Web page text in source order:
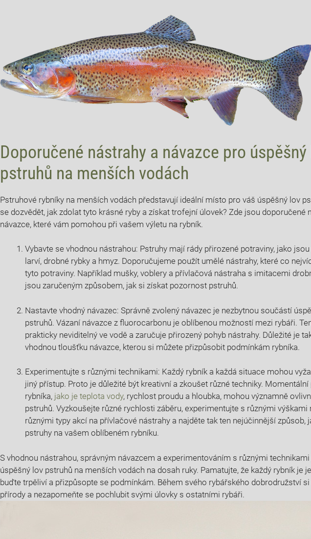
Doporučené nástrahy a návazce pro
pstruhů na menších vodách
Pstruhové rybníky na menších vodách představují ideální místo pro váš úspěšný lov
se dozvědět, jak zdolat tyto krásné ryby a získat trofejní úlovek? Zde jsou doporučené
návazce, které vám pomohou při vašem výletu na rybník.
Vybavte se vhodnou nástrahou: Pstruhy mají rády přirozené potraviny, jako
larví, drobné rybky a hmyz. Doporučujeme použít umělé nástrahy, které co
tyto potraviny. Například mušky, voblery a přívlačová nástraha s imitacemi
jsou zaručeným způsobem, jak si získat pozornost pstruhů.
Nastavte vhodný návazec: Správně zvolený návazec je nezbytnou součástí
pstruhů. Vázaní návazce z fluorocarbonu je oblíbenou možností mezi rybáři.
prakticky neviditelný ve vodě a zaručuje přirozený pohyb nástrahy. Důležité je
vhodnou tloušťku návazce, kterou si můžete přizpůsobit podmínkám rybníka.
Experimentujte s různými technikami: Každý rybník a každá situace mohou
jiný přístup. Proto je důležité být kreativní a zkoušet různé techniky.
rybníka, jako je teplota vody, rychlost proudu a hloubka, mohou významně
pstruhů. Vyzkoušejte různé rychlosti záběru, experimentujte s různými výškami
různými typy akcí na přívlačové nástrahy a najděte tak ten nejúčinnější způsob,
pstruhy na vašem oblíbeném rybníku.
S vhodnou nástrahou, správným návazcem a experimentováním s různými technikami
úspěšný lov pstruhů na menších vodách na dosah ruky. Pamatujte, že každý rybník je
buďte trpěliví a přizpůsopte se podmínkám. Během svého rybářského dobrodružství
přírody a nezapomeňte se pochlubit svými úlovky s ostatními rybáři.